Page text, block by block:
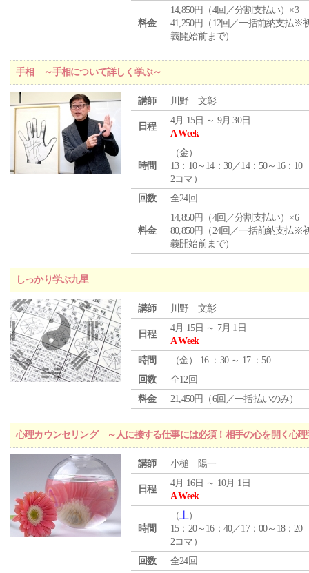
料金
14,850円（4回／分割支払い）×3
41,250円（12回／一括前納支払※
義開始前まで）
手相 ～手相について詳しく学ぶ～
講師 川野 文彰
日程
4月 15日 ～ 9月 30日
A Week
時間
（金）
13：10～14：30／14：50～16：10
2コマ）
回数
全24回
料金
14,850円（4回／分割支払い）×6
80,850円（24回／一括前納支払※
義開始前まで）
しっかり学ぶ九星
講師 川野 文彰
日程
4月 15日 ～ 7月 1日
A Week
時間
（金） 16 ：30 ～ 17 ：50
回数
全12回
料金
21,450円（6回／一括払いのみ）
心理カウンセリング ～人に接する仕事には必須！相手の心を開く心理
講師 小槌 陽一
日程
4月 16日 ～ 10月 1日
A Week
時間
（土）
15：20～16：40／17：00～18：20
2コマ）
回数
全24回